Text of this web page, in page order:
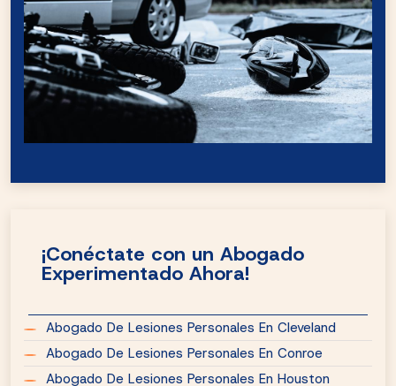
¡Conéctate con un Abogado
Experimentado Ahora!
Abogado De Lesiones Personales En Cleveland
Abogado De Lesiones Personales En Conroe
Abogado De Lesiones Personales En Houston